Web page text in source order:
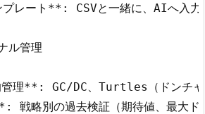
レート**: CSVと一緒に、AIへ入力す
ル管理
**: GC/DC、Turtles（ドンチャン
略別の過去検証（期待値、最大ド